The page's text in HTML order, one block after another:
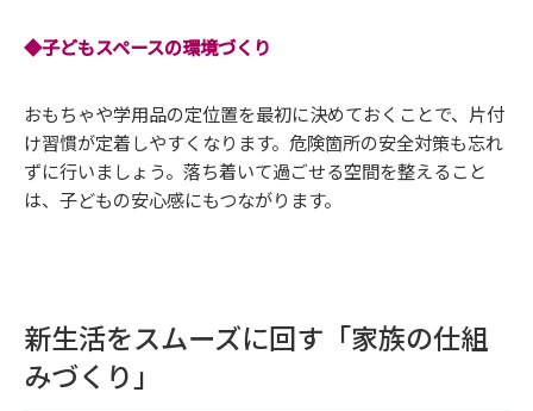
◆子どもスペースの環境づくり
おもちゃや学用品の定位置を最初に決めておくことで、片付
け習慣が定着しやすくなります。危険箇所の安全対策も忘れ
ずに行いましょう。落ち着いて過ごせる空間を整えること
は、子どもの安心感にもつながります。
新生活をスムーズに回す「家族の仕組
みづくり」